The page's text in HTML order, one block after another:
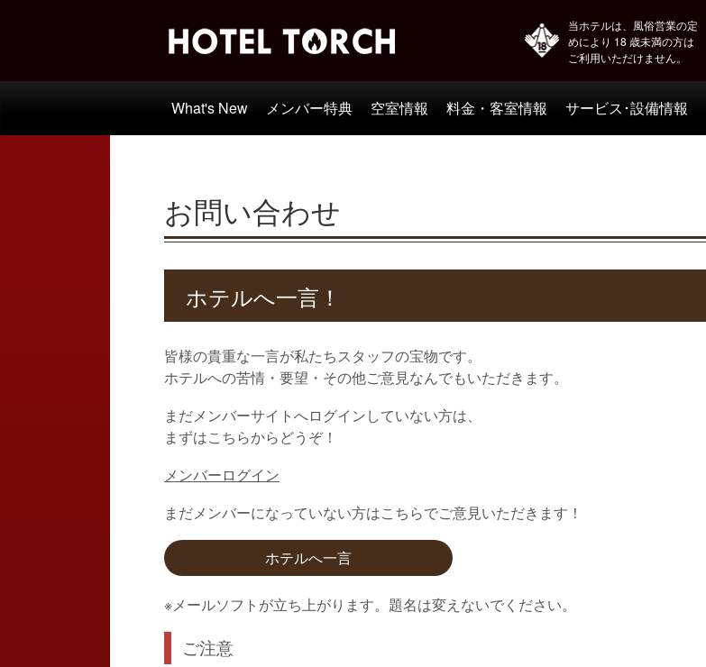
当ホテルは、風俗営業の定
めにより 18 歳未満の方は
ご利用いただけません。
What's New メンバー特典 空室情報 料金・客室情報 サービス･設備情報
お問い合わせ
ホテルへ一言！
皆様の貴重な一言が私たちスタッフの宝物です。
ホテルへの苦情・要望・その他ご意見なんでもいただきます。
まだメンバーサイトへログインしていない方は、
まずはこちらからどうぞ！
メンバーログイン
まだメンバーになっていない方はこちらでご意見いただきます！
ホテルへ一言
※メールソフトが立ち上がります。題名は変えないでください。
ご注意